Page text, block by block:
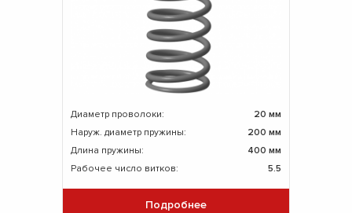
Диаметр проволоки:
20 мм
Наруж. диаметр пружины:
200 мм
Длина пружины:
400 мм
Рабочее число витков:
5.5
Подробнее